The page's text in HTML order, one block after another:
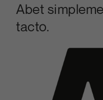
Abet
tacto.